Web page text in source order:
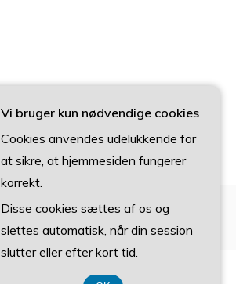
Vi bruger kun nødvendige cookies
Cookies anvendes udelukkende for
at sikre, at hjemmesiden fungerer
korrekt.
Disse cookies sættes af os og
slettes automatisk, når din session
slutter eller efter kort tid.